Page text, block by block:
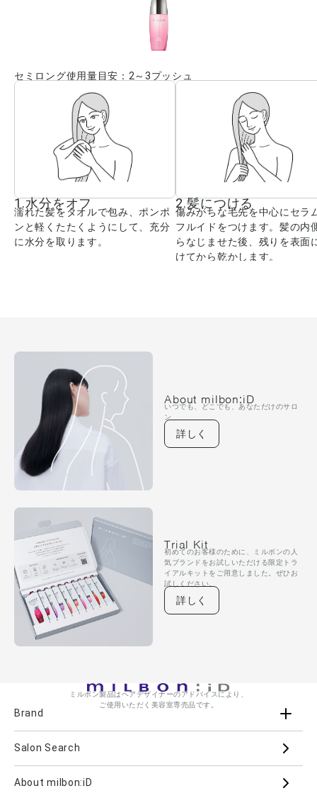
セミロング使用量目安：2～3プッシュ
1.水分をオフ
濡れた髪をタオルで包み、ポンポ
ンと軽くたたくようにして、充分
に水分を取ります。
2.髪につける
傷みがちな毛先を中心にセラ
フルイドをつけます。髪の内
らなじませた後、残りを表面
けてから乾かします。
About milbon:iD
いつでも、どこでも、あなただけのサロ
ン
詳しく
Trial Kit
初めてのお客様のために、ミルボンの人
気ブランドをお試しいただける限定トラ
イアルキットをご用意しました。ぜひお
試しください。
詳しく
ミルボン製品はヘアデザイナーのアドバイスにより、
ご使用いただく美容室専売品です。
Brand
Aujua milbon
Salon Search
About milbon:iD